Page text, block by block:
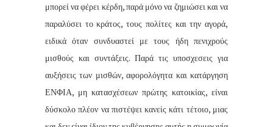
μπορεί να φέρει κέρδη, παρά μόνο να ζημιώσει και να
παραλύσει το κράτος, τους πολίτες και την αγορά,
ειδικά όταν συνδυαστεί με τους ήδη πενιχρούς
μισθούς και συντάξεις. Παρά τις υποσχεσεις για
αυξήσεις των μισθών, αφορολόγητα και κατάργηση
ΕΝΦΙΑ, μη κατασχέσεων πρώτης κατοικίας, είναι
δύσκολο πλέον να πιστέψει κανείς κάτι τέτοιο, μιας